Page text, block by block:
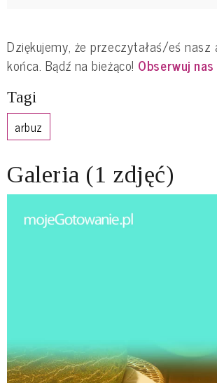
Dziękujemy, że przeczytałaś/eś nasz
końca. Bądź na bieżąco! Obserwuj
Tagi
arbuz
Galeria (1 zdjęć)